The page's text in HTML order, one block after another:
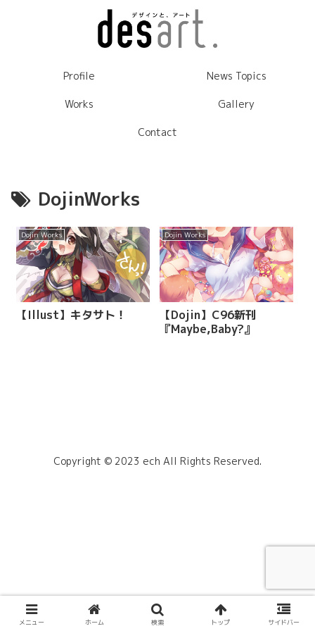
Profile News Topics
Works Gallery
Contact
DojinWorks
Dojin Works
【Illust】キタサト！
Dojin Works
【Dojin】C96新刊
『Maybe,Baby?』
Copyright © 2023 ech All Rights Reserved.
メニュー ホーム 検索 トップ サイドバー